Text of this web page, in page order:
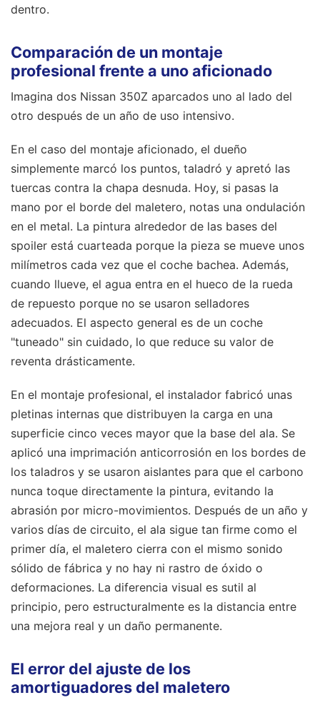
dentro.
Comparación de un montaje
profesional frente a uno aficionado
Imagina dos Nissan 350Z aparcados uno al lado del
otro después de un año de uso intensivo.
En el caso del montaje aficionado, el dueño
simplemente marcó los puntos, taladró y apretó las
tuercas contra la chapa desnuda. Hoy, si pasas la
mano por el borde del maletero, notas una ondulación
en el metal. La pintura alrededor de las bases del
spoiler está cuarteada porque la pieza se mueve unos
milímetros cada vez que el coche bachea. Además,
cuando llueve, el agua entra en el hueco de la rueda
de repuesto porque no se usaron selladores
adecuados. El aspecto general es de un coche
"tuneado" sin cuidado, lo que reduce su valor de
reventa drásticamente.
En el montaje profesional, el instalador fabricó unas
pletinas internas que distribuyen la carga en una
superficie cinco veces mayor que la base del ala. Se
aplicó una imprimación anticorrosión en los bordes de
los taladros y se usaron aislantes para que el carbono
nunca toque directamente la pintura, evitando la
abrasión por micro-movimientos. Después de un año y
varios días de circuito, el ala sigue tan firme como el
primer día, el maletero cierra con el mismo sonido
sólido de fábrica y no hay ni rastro de óxido o
deformaciones. La diferencia visual es sutil al
principio, pero estructuralmente es la distancia entre
una mejora real y un daño permanente.
El error del ajuste de los
amortiguadores del maletero